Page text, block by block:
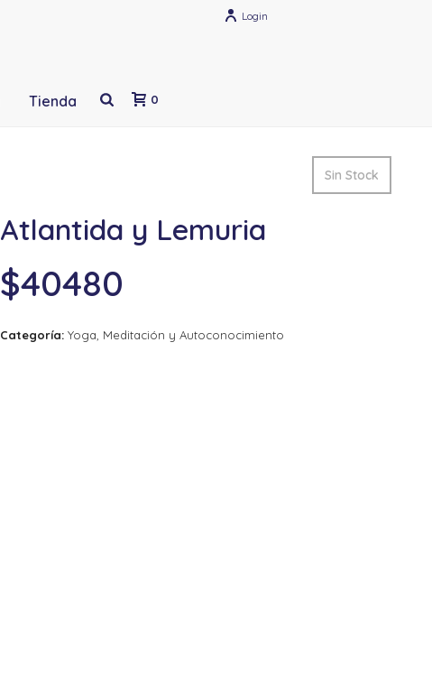
Login
Tienda 0
Sin Stock
Atlantida y Lemuria
$40480
Categoría: Yoga, Meditación y Autoconocimiento